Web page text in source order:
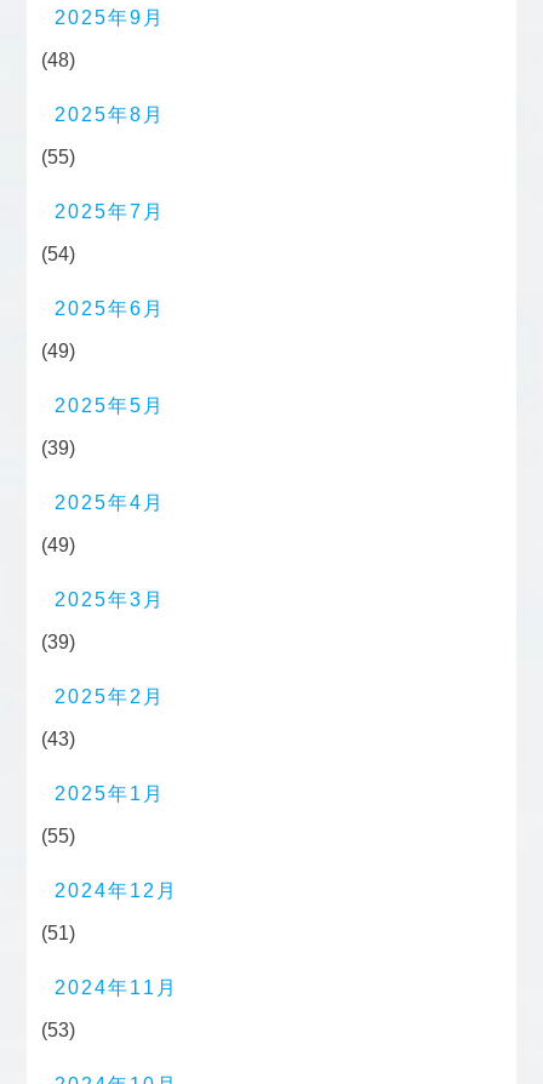
2025年9月
(48)
2025年8月
(55)
2025年7月
(54)
2025年6月
(49)
2025年5月
(39)
2025年4月
(49)
2025年3月
(39)
2025年2月
(43)
2025年1月
(55)
2024年12月
(51)
2024年11月
(53)